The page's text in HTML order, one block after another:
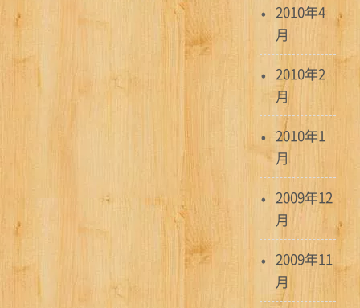
2010年4
月
2010年2
月
2010年1
月
2009年12
月
2009年11
月